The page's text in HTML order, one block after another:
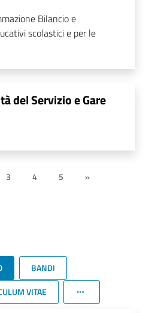
Bilancio e
scolastici e per le
del Servizio e Gare
3 4 5 »
BANDI
VITAE